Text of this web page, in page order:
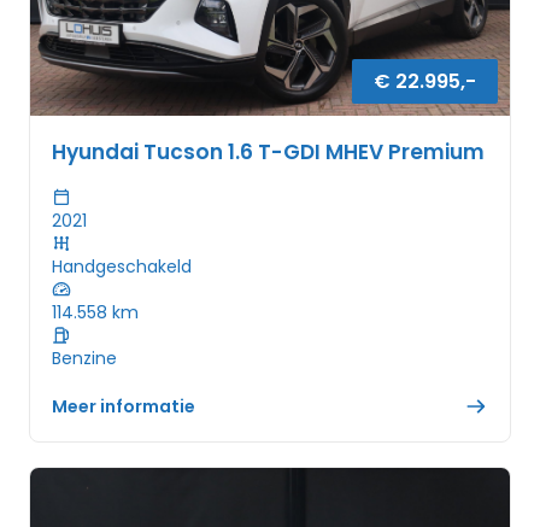
€ 22.995,-
Hyundai Tucson 1.6 T-GDI MHEV Premium
2021
Handgeschakeld
114.558 km
Benzine
Meer informatie